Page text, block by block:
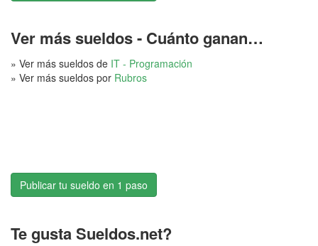
Ver más sueldos - Cuánto ganan…
» Ver más sueldos de IT - Programación
» Ver más sueldos por Rubros
Publicar tu sueldo en 1 paso
Te gusta Sueldos.net?